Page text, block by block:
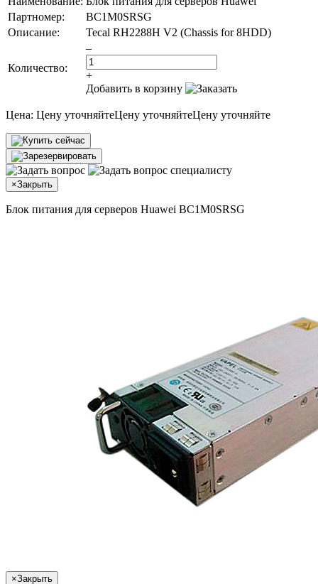
Партномер:
BC1M0SRSG
Описание:
Tecal RH2288H V2 (Chassis for 8HDD)
Количество:
–
+
Добавить в корзину
Цена: Цену уточняйтеЦену уточняйтеЦену уточняйте
×Закрыть
Блок питания для серверов Huawei BC1M0SRSG
×Закрыть